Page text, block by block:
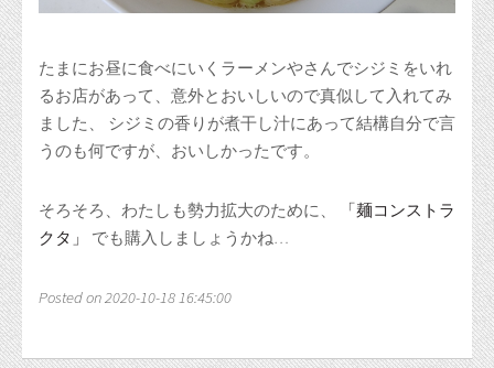
たまにお昼に食べにいくラーメンやさんでシジミをいれ
るお店があって、意外とおいしいので真似して入れてみ
ました、 シジミの香りが煮干し汁にあって結構自分で言
うのも何ですが、おいしかったです。
そろそろ、わたしも勢力拡大のために、
「麺コンストラ
クタ」
でも購入しましょうかね…
Posted on 2020-10-18 16:45:00